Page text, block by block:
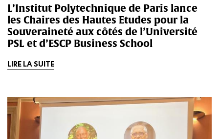
L’Institut Polytechnique de Paris lance
les Chaires des Hautes Etudes pour la
Souveraineté aux côtés de l’Université
PSL et d’ESCP Business School
LIRE LA SUITE